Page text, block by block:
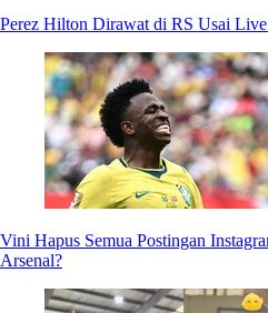
Perez Hilton Dirawat di RS Usai
Vini Hapus Semua Postingan
Arsenal?